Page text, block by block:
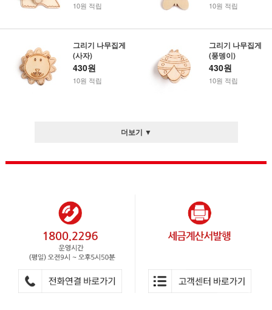
10원 적립 10원 적립
그리기 나무집게
(사자)
430원
10원 적립
그리기 나무집게
(풍뎅이)
430원
10원 적립
더보기 ▼